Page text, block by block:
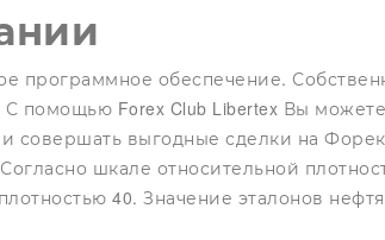
обеспечение.
помощью Forex Club Libertex Вы
совершать выгодные сделки на
шкале относительной
40. Значение эталонов